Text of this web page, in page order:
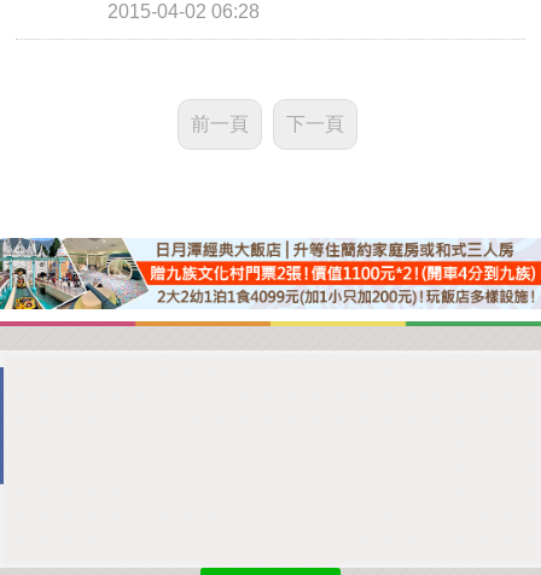
2015-04-02 06:28
前一頁 下一頁